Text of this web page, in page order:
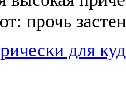
прочь
для